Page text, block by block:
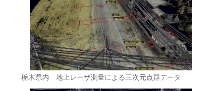
栃木県内 地上レーザ測量による三次元点群データ